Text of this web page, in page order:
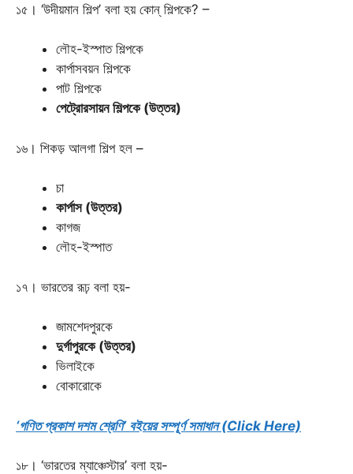
১৫। ‘উদীয়মান শিল্প’ বলা হয় কোন্ শিল্পকে? –
লৌহ-ইস্পাত শিল্পকে
কার্পাসবয়ন শিল্পকে
পাট শিল্পকে
পেট্রোরসায়ন শিল্পকে (উত্তর)
১৬। শিকড় আলগা শিল্প হল –
চা
কার্পাস (উত্তর)
কাগজ
লৌহ-ইস্পাত
১৭। ভারতের রূঢ় বলা হয়-
জামশেদপুরকে
দুর্গাপুরকে (উত্তর)
ভিলাইকে
বোকারোকে
‘গণিত প্রকাশ দশম শ্রেণি’ বইয়ের সম্পূর্ণ সমাধান (Click Here)
১৮। ‘ভারতের ম্যাঞ্চেস্টার’ বলা হয়-